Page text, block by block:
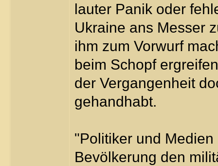
lauter Panik oder
Ukraine ans Messer
ihm zum Vorwurf
beim Schopf
der Vergangenheit
gehandhabt.
"Politiker und
Bevölkerung den